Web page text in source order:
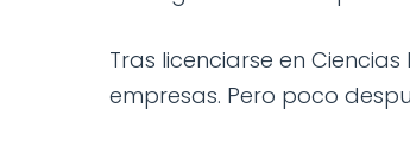
Tras licenciarse en
empresas. Pero poco